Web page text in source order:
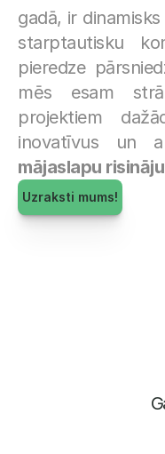
gadā, ir dinamisks
starptautisku
pieredze
mēs esam
projektiem
inovatīvus un
mājaslapu
Uzraksti mums!